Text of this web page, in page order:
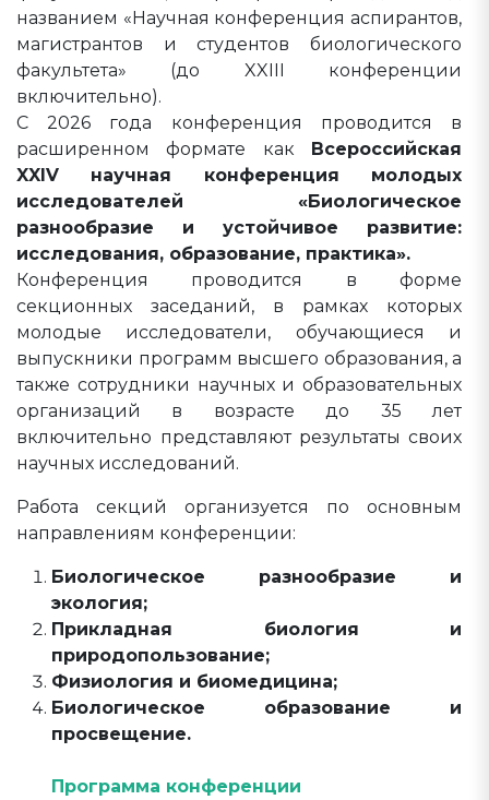
названием «Научная конференция аспирантов,
магистрантов и студентов биологического
факультета» (до XXIII конференции
включительно).
С 2026 года конференция проводится в
расширенном формате как Всероссийская
XXIV научная конференция молодых
исследователей «Биологическое
разнообразие и устойчивое развитие:
исследования, образование, практика».
Конференция проводится в форме
секционных заседаний, в рамках которых
молодые исследователи, обучающиеся и
выпускники программ высшего образования, а
также сотрудники научных и образовательных
организаций в возрасте до 35 лет
включительно представляют результаты своих
научных исследований.
Работа секций организуется по основным
направлениям конференции:
Биологическое разнообразие и
экология;
Прикладная биология и
природопользование;
Физиология и биомедицина;
Биологическое образование и
просвещение.
Программа конференции